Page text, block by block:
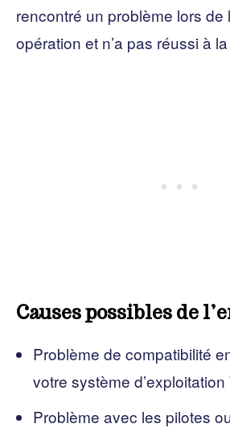
rencontré un problème lors de
opération et n’a pas réussi à
Causes possibles de
Problème de compatibilité
votre système
Problème avec les pilotes